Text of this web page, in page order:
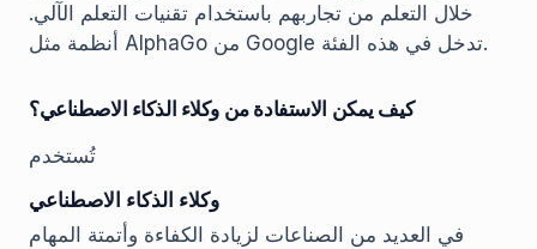
خلال التعلم من تجاربهم باستخدام تقنيات التعلم الآلي.
أنظمة مثل AlphaGo من Google تدخل في هذه الفئة.
كيف يمكن الاستفادة من وكلاء الذكاء الاصطناعي؟
تُستخدم
وكلاء الذكاء الاصطناعي
في العديد من الصناعات لزيادة الكفاءة وأتمتة المهام